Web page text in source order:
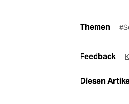
Themen
Feedback
Diesen